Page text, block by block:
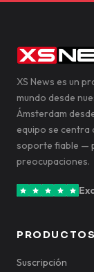
XS News es un
mundo desde
Ámsterdam
equipo se centra
soporte fiable —
preocupaciones.
PRODUCTOS
Suscripción